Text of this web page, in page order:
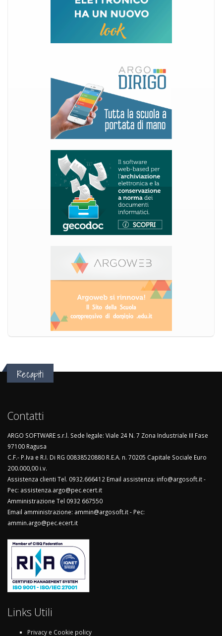
Recapiti
Contatti
ARGO SOFTWARE s.r.l. Sede legale: Viale 24 N. 7 Zona Industriale III Fase
97100 Ragusa
C.F.- P.Iva e R.I. Di RG 00838520880 R.E.A. n. 70205 Capitale Sociale Euro
200.000,00 i.v.
Assistenza clienti Tel. 0932.666412 Email assistenza: info@argosoft.it -
Pec: assistenza.argo@pec.ecert.it
Amministrazione Tel 0932 667550
Email amministrazione: ammin@argosoft.it - Pec:
ammin.argo@pec.ecert.it
Links Utili
Privacy e Cookie policy